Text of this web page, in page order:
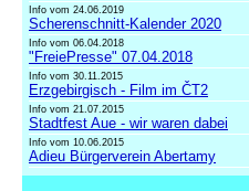
Info vom 24.06.2019
Scherenschnitt-Kalender 2020
Info vom 06.04.2018
"FreiePresse" 07.04.2018
Info vom 30.11.2015
Erzgebirgisch - Film im ČT2
Info vom 21.07.2015
Stadtfest Aue - wir waren dabei
Info vom 10.06.2015
Adieu Bürgerverein Abertamy